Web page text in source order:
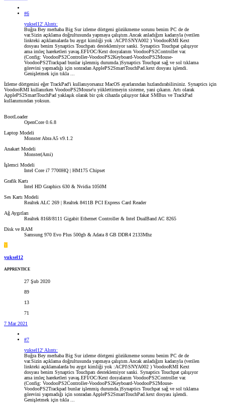
#6
yuksel12' Alıntı:
Buğra Bey merhaba Big Sur izleme dörtgeni gözükmeme sorunu benim PC de de
var.Sizin açıklama doğrultusunda yapmaya çalıştım.Ancak anladığım kadarıyla (verilen
linkteki açıklamalarda bu aygıt kimliği yok :ACPI\SNYA002 ) VoodooRMI Kext
dosyası benim Synaptics Touchpatı desteklemiyor sanki. Synaptics Touchpat çalışıyor
ama imleç hareketleri yavaş.EFİ/OC/Kext dosyalarım VoodooPS2Controller var.
(Config: VoodooPS2Controller-VoodooPS2Keyboard-VoodooPS2Mouse-
VoodooPS2Trackpad bunlar işlenmiş durumda.)Synaptics Touchpat sağ ve sol tıklama
görevini yapmadığı için sonradan ApplePS2SmartTouchPad.kext dosyası işlendi.
Genişletmek için tıkla ...
İzleme dörtgenini eğer TrackPad'i kullanıyorsanız MacOS ayarlarından hızlandırabilirsiniz. Synaptics için
VoodooRMI kullanırken VoodooPS2Mouse'u yüklettirmeyin sisteme, yani çıkarın. Artı olarak
ApplePS2SmartTouchPad yaklaşık olarak bir çok cihazda çalışıyor fakat SMBus ve TrackPad
kullanımından yoksun.
BootLoader
OpenCore 0.6.8
Laptop Modeli
Monster Abra A5 v9.1.2
Anakart Modeli
Monster(Ami)
İşlemci Modeli
Intel Core i7 7700HQ | HM175 Chipset
Grafik Kartı
Intel HD Graphics 630 & Nvidia 1050M
Ses Kartı Modeli
Realtek ALC 269 | Realtek 8411B PCI Express Card Reader
Ağ Aygıtları
Realtek 8168/8111 Gigabit Ethernet Controller & Intel DualBand AC 8265
Disk ve RAM
Samsung 970 Evo Plus 500gb & Adata 8 GB DDR4 2133Mhz
Y
yuksel12
APPRENTICE
27 Şub 2020
89
13
71
7 Mar 2021
#7
yuksel12' Alıntı:
Buğra Bey merhaba Big Sur izleme dörtgeni gözükmeme sorunu benim PC de de
var.Sizin açıklama doğrultusunda yapmaya çalıştım.Ancak anladığım kadarıyla (verilen
linkteki açıklamalarda bu aygıt kimliği yok :ACPI\SNYA002 ) VoodooRMI Kext
dosyası benim Synaptics Touchpatı desteklemiyor sanki. Synaptics Touchpat çalışıyor
ama imleç hareketleri yavaş.EFİ/OC/Kext dosyalarım VoodooPS2Controller var.
(Config: VoodooPS2Controller-VoodooPS2Keyboard-VoodooPS2Mouse-
VoodooPS2Trackpad bunlar işlenmiş durumda.)Synaptics Touchpat sağ ve sol tıklama
görevini yapmadığı için sonradan ApplePS2SmartTouchPad.kext dosyası işlendi.
Genişletmek için tıkla ...